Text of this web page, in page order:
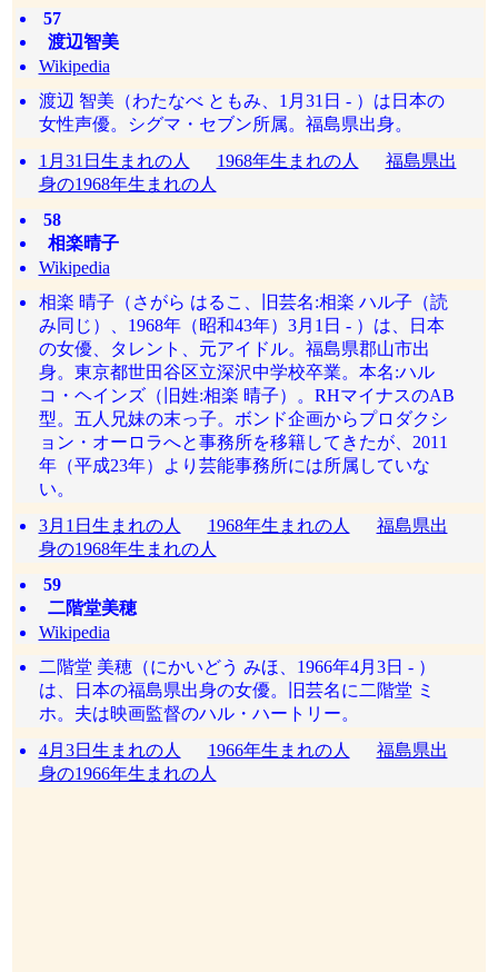
57
渡辺智美
Wikipedia
渡辺 智美（わたなべ ともみ、1月31日 - ）は日本の
女性声優。シグマ・セブン所属。福島県出身。
1月31日生まれの人
1968年生まれの人
福島県出
身の1968年生まれの人
58
相楽晴子
Wikipedia
相楽 晴子（さがら はるこ、旧芸名:相楽 ハル子（読
み同じ）、1968年（昭和43年）3月1日 - ）は、日本
の女優、タレント、元アイドル。福島県郡山市出
身。東京都世田谷区立深沢中学校卒業。本名:ハル
コ・ヘインズ（旧姓:相楽 晴子）。RHマイナスのAB
型。五人兄妹の末っ子。ボンド企画からプロダクシ
ョン・オーロラへと事務所を移籍してきたが、2011
年（平成23年）より芸能事務所には所属していな
い。
3月1日生まれの人
1968年生まれの人
福島県出
身の1968年生まれの人
59
二階堂美穂
Wikipedia
二階堂 美穂（にかいどう みほ、1966年4月3日 - ）
は、日本の福島県出身の女優。旧芸名に二階堂 ミ
ホ。夫は映画監督のハル・ハートリー。
4月3日生まれの人
1966年生まれの人
福島県出
身の1966年生まれの人